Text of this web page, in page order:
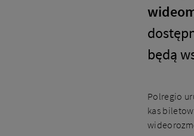
będą
Polregio
kas